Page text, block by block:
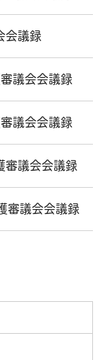
会議録
議会会議録
議会会議録
議会会議録
審議会会議録